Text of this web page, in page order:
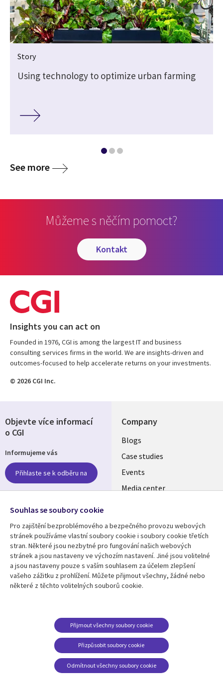
Story
Using technology to optimize urban farming
See more
Můžeme s něčím pomoct?
kontakt
Insights you can act on
Founded in 1976, CGI is among the largest IT and business
consulting services firms in the world. We are insights-driven and
outcomes-focused to help accelerate returns on your investments.
© 2026 CGI Inc.
Company
Useful
links
CZECH
REPUBLIC
Blogs
Case studies
Events
Media center
Resource center
Library
REPUBLIC
Articles
Support
Legal
REPUBLIC
Privacy
Cookie Consent
Objevte více informací
o CGI
Informujeme vás
Přihlaste se k odběru na
Follow us
Social
Media
CZECH
REPUBLIC
Souhlas se soubory cookie
Pro zajištění bezproblémového a bezpečného provozu webových
stránek používáme vlastní soubory cookie i soubory cookie třetích
stran. Některé jsou nezbytné pro fungování našich webových
stránek a jsou nastaveny ve výchozím nastavení. Jiné jsou volitelné
a jsou nastaveny pouze s vaším souhlasem za účelem zlepšení
vašeho zážitku z prohlížení. Můžete přijmout všechny, žádné nebo
některé z těchto volitelných souborů cookie.
Přizpůsobit soubory cookie
Přijmout všechny soubory cookie
Odmítnout všechny soubory cookie